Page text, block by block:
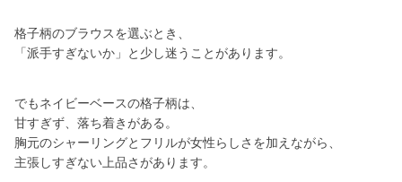
格子柄のブラウスを選ぶとき、
「派手すぎないか」と少し迷うことがあります。
でもネイビーベースの格子柄は、
甘すぎず、落ち着きがある。
胸元のシャーリングとフリルが女性らしさを加えながら、
主張しすぎない上品さがあります。